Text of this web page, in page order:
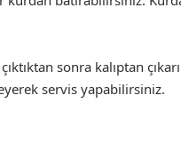
sonra kalıptan
servis yapabilirsiniz.